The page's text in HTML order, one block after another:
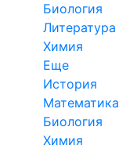
Биология
Литература
Химия
Еще
История
Математика
Биология
Химия